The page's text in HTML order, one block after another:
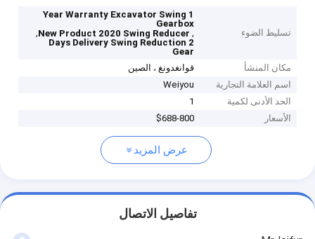
تسليط الضوء
1 Year Warranty Excavator Swing
Gearbox
,
New Product 2020 Swing Reducer
,
2 Days Delivery Swing Reduction
Gear
مكان المنشأ
قوانغدونغ ، الصين
اسم العلامة التجارية
Weiyou
الحد الأدنى لكمية
1
الأسعار
$688-800
عرض المزيد
تفاصيل الاتصال